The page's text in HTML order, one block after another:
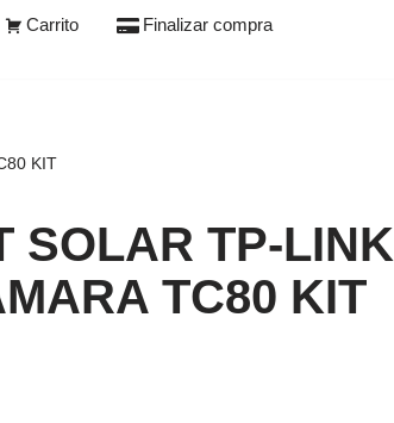
Carrito
Finalizar compra
KIT
SOLAR TP-LINK
TC80 KIT